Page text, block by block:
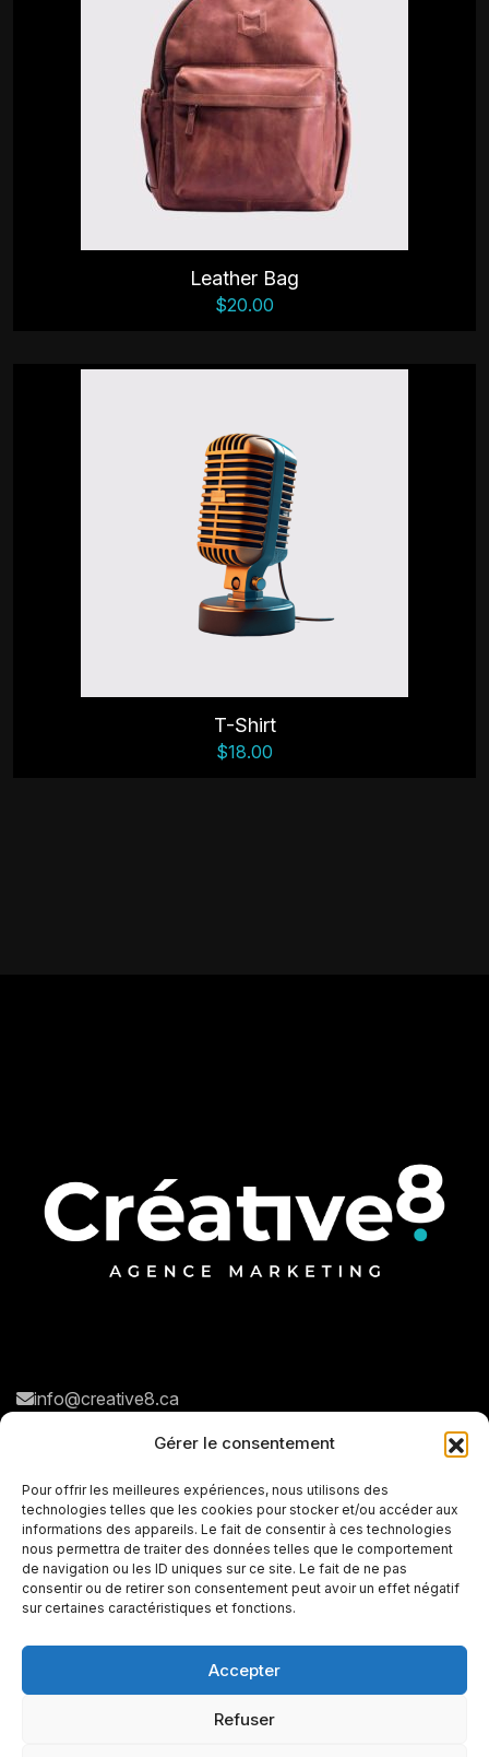
Gérer le consentement
Pour offrir les meilleures expériences, nous utilisons des
technologies telles que les cookies pour stocker et/ou accéder aux
informations des appareils. Le fait de consentir à ces technologies
nous permettra de traiter des données telles que le comportement
de navigation ou les ID uniques sur ce site. Le fait de ne pas
consentir ou de retirer son consentement peut avoir un effet négatif
sur certaines caractéristiques et fonctions.
Accepter
Refuser
Leather Bag
$20.00
T-Shirt
$18.00
info@creative8.ca
Navigation rapide
Nos service s
Portf olio
Contact
Réseaux sociaux
+